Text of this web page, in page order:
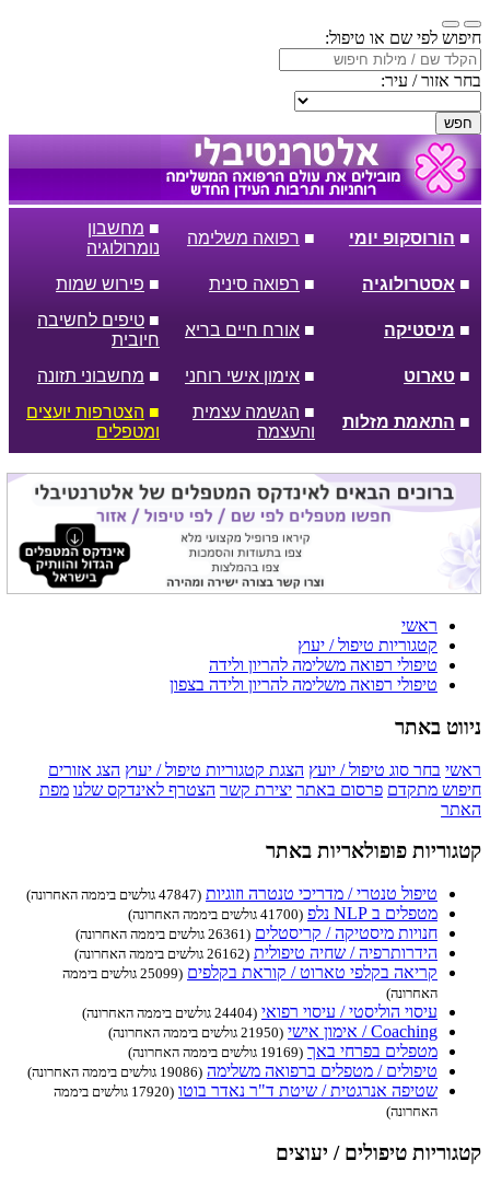
חיפוש לפי שם או טיפול:
בחר אזור / עיר:
חפש
■ הורוסקופ יומי ■ רפואה משלימה
■ מחשבון
נומרולוגיה
■ אסטרולוגיה ■ רפואה סינית ■ פירוש שמות
■ מיסטיקה ■ אורח חיים בריא
■ טיפים לחשיבה
חיובית
■ טארוט ■ אימון אישי רוחני ■ מחשבוני תזונה
■ התאמת מזלות
■ הגשמה עצמית
והעצמה
■ הצטרפות יועצים
ומטפלים
ראשי
קטגוריות טיפול / יעוץ
טיפולי רפואה משלימה להריון ולידה
טיפולי רפואה משלימה להריון ולידה בצפון
ניווט באתר
ראשי בחר סוג טיפול / יועץ הצגת קטגוריות טיפול / יעוץ הצג אזורים
חיפוש מתקדם פרסום באתר יצירת קשר הצטרף לאינדקס שלנו מפת
האתר
קטגוריות פופולאריות באתר
טיפול טנטרי / מדריכי טנטרה וזוגיות (47847 גולשים ביממה האחרונה)
מטפלים ב NLP נלפ (41700 גולשים ביממה האחרונה)
חנויות מיסטיקה / קריסטלים (26361 גולשים ביממה האחרונה)
הידרותרפיה / שחיה טיפולית (26162 גולשים ביממה האחרונה)
קריאה בקלפי טארוט / קוראת בקלפים
(25099 גולשים ביממה
האחרונה)
עיסוי הוליסטי / עיסוי רפואי (24404 גולשים ביממה האחרונה)
Coaching / אימון אישי (21950 גולשים ביממה האחרונה)
מטפלים בפרחי באך (19169 גולשים ביממה האחרונה)
טיפולים / מטפלים ברפואה משלימה (19086 גולשים ביממה האחרונה)
שטיפה אנרגטית / שיטת ד"ר נאדר בוטו
(17920 גולשים ביממה
האחרונה)
קטגוריות טיפולים / יעוצים